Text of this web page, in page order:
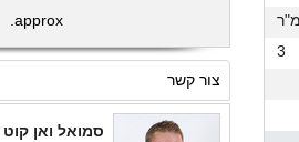
3
approx.
צור קשר
סמואל ואן קוט